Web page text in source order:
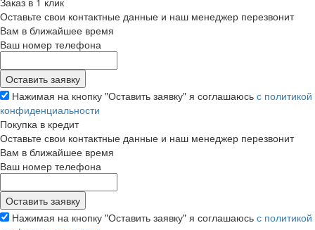
Оставьте свои контактные данные и наш менеджер перезвонит
Вам в ближайшее время
Ваш номер телефона
Нажимая на кнопку "Оставить заявку" я соглашаюсь с политикой
конфиденциальности
Покупка в кредит
Оставьте свои контактные данные и наш менеджер перезвонит
Вам в ближайшее время
Ваш номер телефона
Нажимая на кнопку "Оставить заявку" я соглашаюсь с политикой